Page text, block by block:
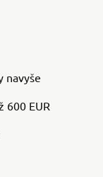
navyše
600 EUR